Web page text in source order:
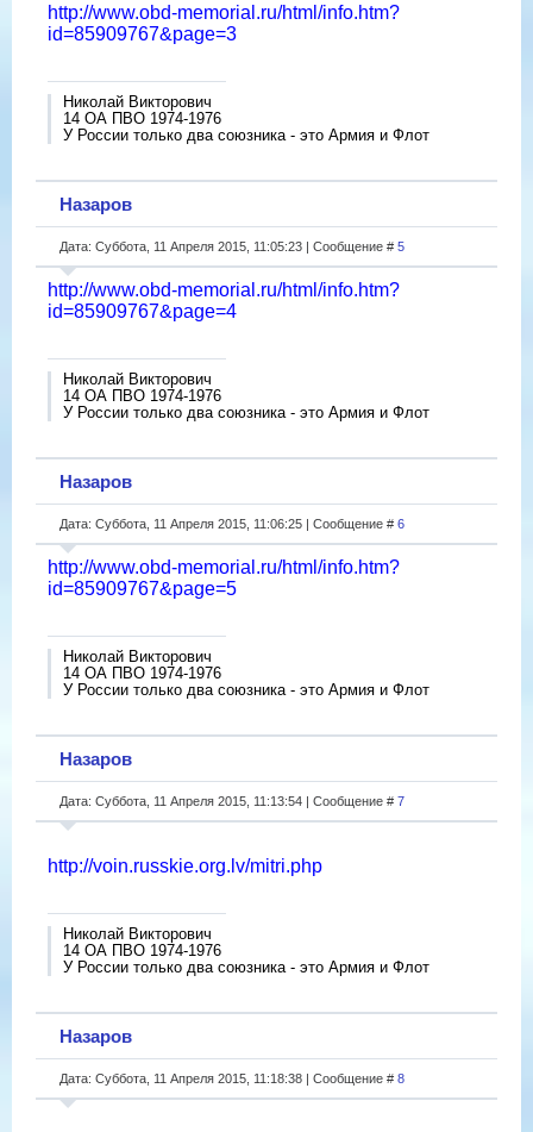
http://www.obd-memorial.ru/html/info.htm?
id=85909767&page=3
Николай Викторович
14 ОА ПВО 1974-1976
У России только два союзника - это Армия и Флот
Назаров
Дата: Суббота, 11 Апреля 2015, 11:05:23 | Сообщение # 5
http://www.obd-memorial.ru/html/info.htm?
id=85909767&page=4
Николай Викторович
14 ОА ПВО 1974-1976
У России только два союзника - это Армия и Флот
Назаров
Дата: Суббота, 11 Апреля 2015, 11:06:25 | Сообщение # 6
http://www.obd-memorial.ru/html/info.htm?
id=85909767&page=5
Николай Викторович
14 ОА ПВО 1974-1976
У России только два союзника - это Армия и Флот
Назаров
Дата: Суббота, 11 Апреля 2015, 11:13:54 | Сообщение # 7
http://voin.russkie.org.lv/mitri.php
Николай Викторович
14 ОА ПВО 1974-1976
У России только два союзника - это Армия и Флот
Назаров
Дата: Суббота, 11 Апреля 2015, 11:18:38 | Сообщение # 8